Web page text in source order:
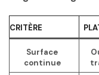
CRITÈRE
Surface
continue